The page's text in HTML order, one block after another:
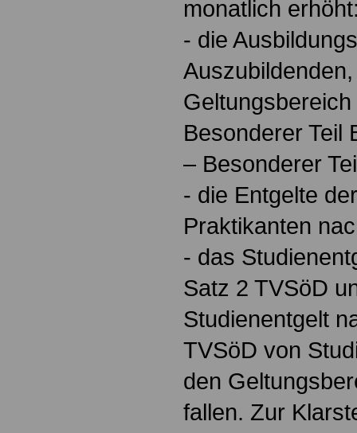
monatlich
- die
Besonderer Teil
– Besonderer
- die Entgelte
Praktikanten
- das
Satz 2 TVSöD
Studienentgelt
TVSöD von
den
fallen. Zur